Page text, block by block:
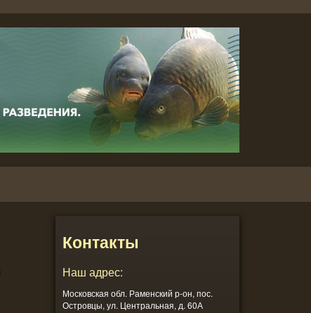
Контакты
Наш адрес:
Московская обл. Раменский р-он, пос.
Островцы, ул. Центральная, д. 60А